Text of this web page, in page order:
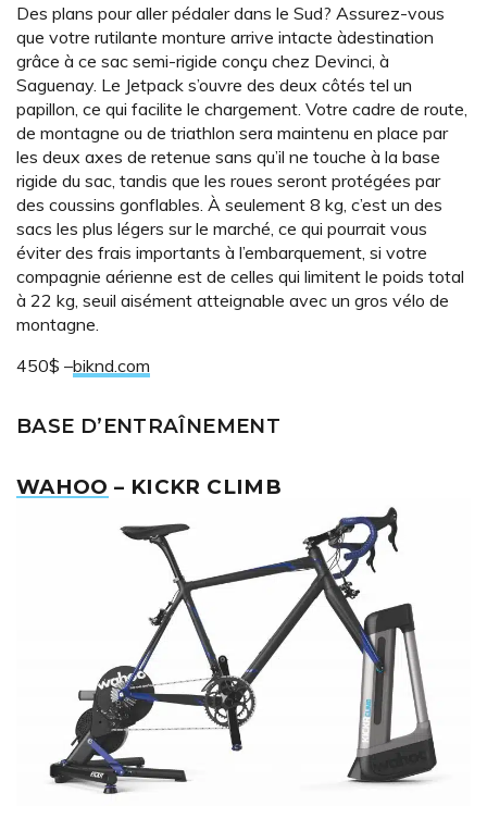
Des plans pour aller pédaler dans le Sud? Assurez-vous
que votre rutilante monture arrive intacte àdestination
grâce à ce sac semi-rigide conçu chez Devinci, à
Saguenay. Le Jetpack s’ouvre des deux côtés tel un
papillon, ce qui facilite le chargement. Votre cadre de route,
de montagne ou de triathlon sera maintenu en place par
les deux axes de retenue sans qu’il ne touche à la base
rigide du sac, tandis que les roues seront protégées par
des coussins gonflables. À seulement 8 kg, c’est un des
sacs les plus légers sur le marché, ce qui pourrait vous
éviter des frais importants à l’embarquement, si votre
compagnie aérienne est de celles qui limitent le poids total
à 22 kg, seuil aisément atteignable avec un gros vélo de
montagne.
450$ –biknd.com
BASE D’ENTRAÎNEMENT
WAHOO – KICKR CLIMB